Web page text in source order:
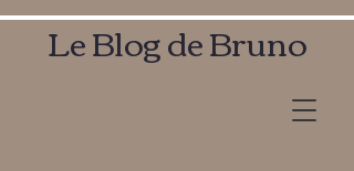
Le Blog de Bruno